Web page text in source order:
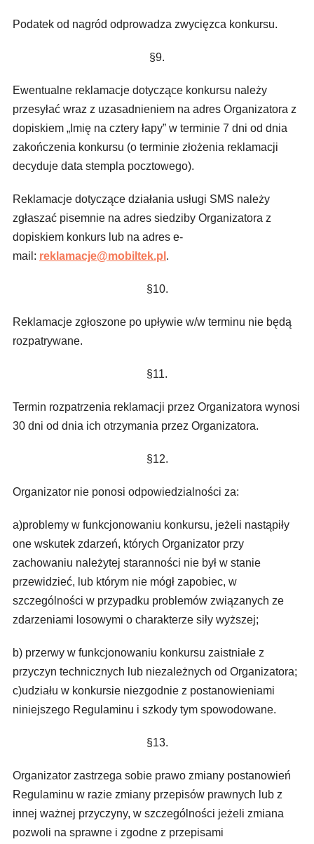
Podatek od nagród odprowadza zwycięzca konkursu.
§9.
Ewentualne reklamacje dotyczące konkursu należy
przesyłać wraz z uzasadnieniem na adres Organizatora z
dopiskiem „Imię na cztery łapy” w terminie 7 dni od dnia
zakończenia konkursu (o terminie złożenia reklamacji
decyduje data stempla pocztowego).
Reklamacje dotyczące działania usługi SMS należy
zgłaszać pisemnie na adres siedziby Organizatora z
dopiskiem konkurs lub na adres e-
mail: reklamacje@mobiltek.pl .
§10.
Reklamacje zgłoszone po upływie w/w terminu nie będą
rozpatrywane.
§11.
Termin rozpatrzenia reklamacji przez Organizatora wynosi
30 dni od dnia ich otrzymania przez Organizatora.
§12.
Organizator nie ponosi odpowiedzialności za:
a)problemy w funkcjonowaniu konkursu, jeżeli nastąpiły
one wskutek zdarzeń, których Organizator przy
zachowaniu należytej staranności nie był w stanie
przewidzieć, lub którym nie mógł zapobiec, w
szczególności w przypadku problemów związanych ze
zdarzeniami losowymi o charakterze siły wyższej;
b) przerwy w funkcjonowaniu konkursu zaistniałe z
przyczyn technicznych lub niezależnych od Organizatora;
c)udziału w konkursie niezgodnie z postanowieniami
niniejszego Regulaminu i szkody tym spowodowane.
§13.
Organizator zastrzega sobie prawo zmiany postanowień
Regulaminu w razie zmiany przepisów prawnych lub z
innej ważnej przyczyny, w szczególności jeżeli zmiana
pozwoli na sprawne i zgodne z przepisami